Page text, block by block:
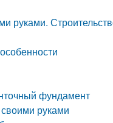
руками.
фундамент
руками